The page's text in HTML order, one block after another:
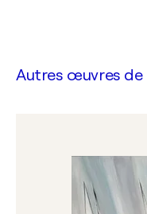
Autres œuvres de